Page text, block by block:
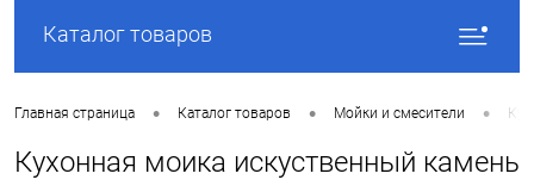
Каталог товаров
Главная страница • Каталог товаров • Мойки и смесители •
Кухонная моика искуственный камень